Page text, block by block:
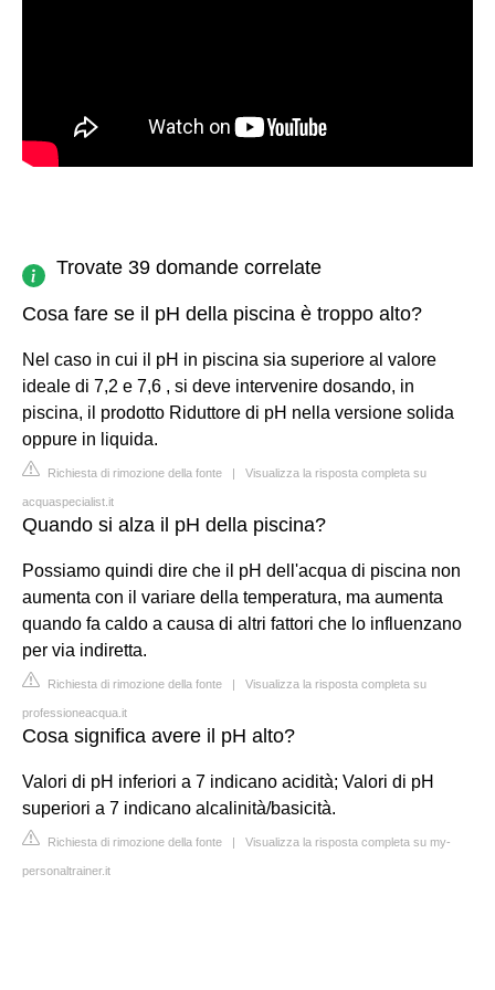
Trovate 39 domande correlate
Cosa fare se il pH della piscina è troppo alto?
Nel caso in cui il pH in piscina sia superiore al valore
ideale di 7,2 e 7,6 , si deve intervenire dosando, in
piscina, il prodotto Riduttore di pH nella versione solida
oppure in liquida.
Richiesta di rimozione della fonte | Visualizza la risposta completa su
acquaspecialist.it
Quando si alza il pH della piscina?
Possiamo quindi dire che il pH dell'acqua di piscina non
aumenta con il variare della temperatura, ma aumenta
quando fa caldo a causa di altri fattori che lo influenzano
per via indiretta.
Richiesta di rimozione della fonte | Visualizza la risposta completa su
professioneacqua.it
Cosa significa avere il pH alto?
Valori di pH inferiori a 7 indicano acidità; Valori di pH
superiori a 7 indicano alcalinità/basicità.
Richiesta di rimozione della fonte | Visualizza la risposta completa su my-
personaltrainer.it